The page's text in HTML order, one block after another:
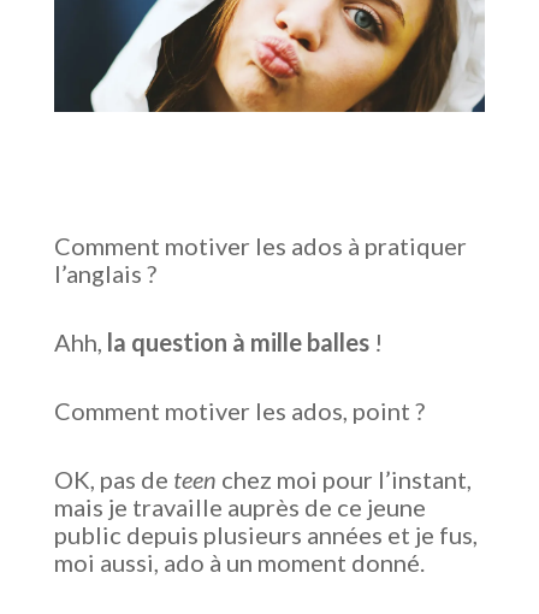
Comment motiver les ados à pratiquer
l’anglais ?
Ahh, la question à mille balles !
Comment motiver les ados, point ?
OK, pas de teen chez moi pour l’instant,
mais je travaille auprès de ce jeune
public depuis plusieurs années et je fus,
moi aussi, ado à un moment donné.